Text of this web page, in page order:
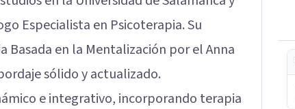
Especialista en Psicoterapia. Su
en la Mentalización por el Anna
sólido y actualizado.
e integrativo, incorporando terapia